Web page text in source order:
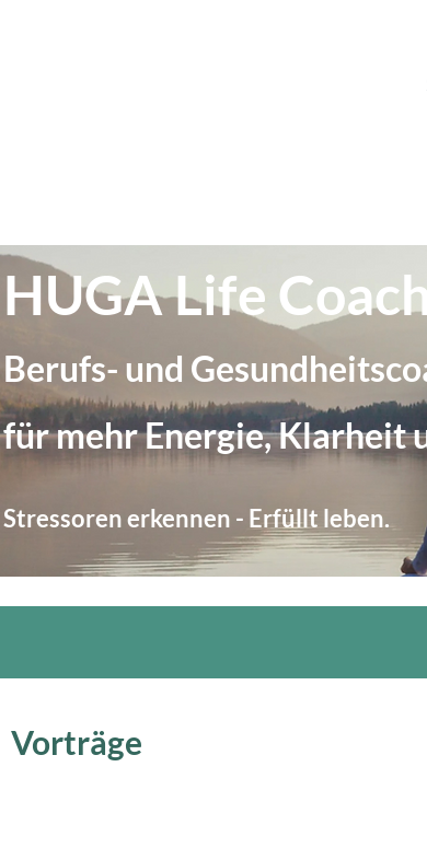
HUGA Life
Berufs- und
für mehr Energie, Klarheit
Stressoren erkennen - Erfüllt leben.
Vorträge